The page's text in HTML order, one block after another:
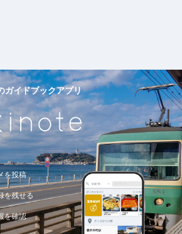
ガイドブックアプリ
を投稿
を残せる
を確認